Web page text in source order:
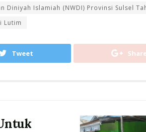
Diniyah Islamiah (NWDI) Provinsi Sulsel
Lutim
Tweet Share